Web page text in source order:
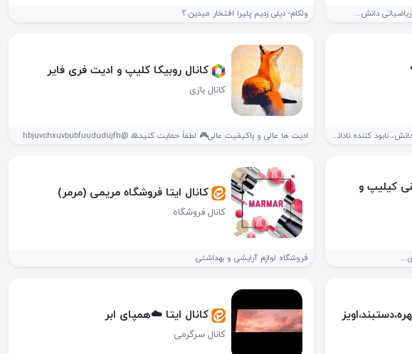
دانش... ولکام- دیلی زدیم پلیرا افتخار میدین ؟
🌹﷽🌹 ✅حضرت علی فرمودند: اَلعِلمُ قاتِلُ الجَهلِ؛ دانش، نابود كننده نادانى است....
کانال روبیکا کلیپ و ادیت فری فایر
کانال بازی
ادیت ها عالی و باکیفیت عالی🎮 لطفاً حمایت کنید🙏 @hbjuvchxuvbubfuududujfh
کیلیپ و
کانال ایتا فروشگاه مریمی (مرمر)
کانال فروشگاه
فروشگاه لوازم آرایشی و بهداشتی
کانال ایتا ☁️همپای ابر
کانال سرگرمی